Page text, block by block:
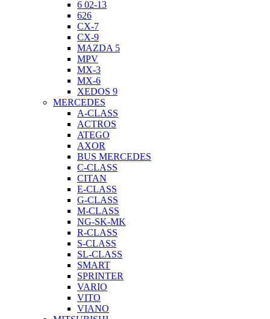
6 02-13
626
CX-7
CX-9
MAZDA 5
MPV
MX-3
MX-6
XEDOS 9
MERCEDES
A-CLASS
ACTROS
ATEGO
AXOR
BUS MERCEDES
C-CLASS
CITAN
E-CLASS
G-CLASS
M-CLASS
NG-SK-MK
R-CLASS
S-CLASS
SL-CLASS
SMART
SPRINTER
VARIO
VITO
VIANO